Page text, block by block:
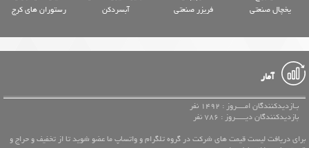
یخچال صنعتی
فریزر صنعتی
آبسردکن
رستوران های کرج
آمار
بـازدیدکنندگان امــــروز : 1492 نفر
بازدیدکنندگان دیـــــروز : 786 نفر
برای دریافت لیست قیمت های شرکت در گروه تلگرام و واتساپ ما عضو شوید تا از تخفیف و حراج و